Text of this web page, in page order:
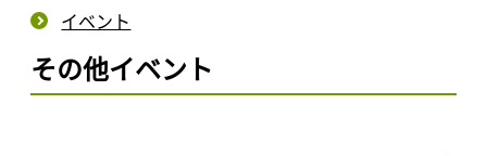
イベント
その他イベント